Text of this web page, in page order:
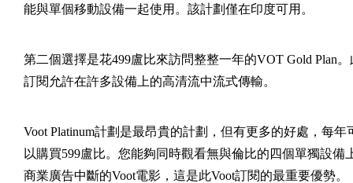
能與單個移動設備一起使用。該計劃僅在印度可用。
第二個選擇是花499盧比來訪問整整一年的VOT Gold Plan。
訂閱允許在許多設備上的高清流中流式傳輸。
Voot Platinum計劃是最昂貴的計劃，但有更多的好處，每年
以購買599盧比。您能夠同時觀看無與倫比的四個單獨設備
商業廣告中斷的Voot電影，這是此Voot訂閱的最重要優勢。